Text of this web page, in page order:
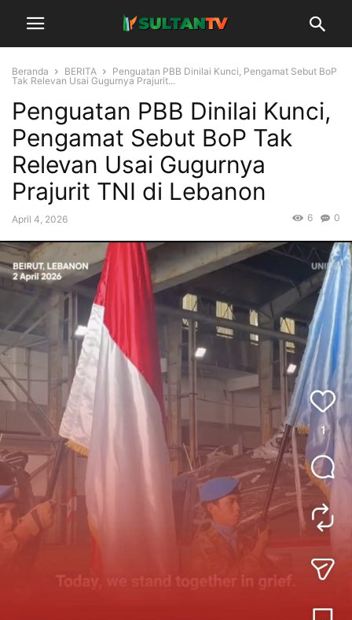
Beranda BERITA
Penguatan PBB Dinilai Kunci, Pengamat Sebut BoP
Tak Relevan Usai Gugurnya Prajurit...
Penguatan PBB Dinilai Kunci,
Pengamat Sebut BoP Tak
Relevan Usai Gugurnya
Prajurit TNI di Lebanon
April 4, 2026 0
6